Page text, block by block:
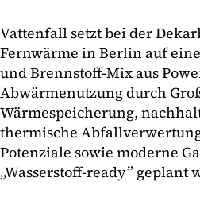
Vattenfall setzt bei der
Fernwärme in Berlin auf
und Brennstoff-Mix aus
Abwärmenutzung durch
Wärmespeicherung,
thermische
Potenziale sowie moderne
„Wasserstoff-ready” geplant